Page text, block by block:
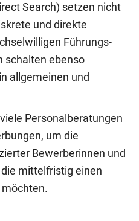
Search) setzen nicht
und direkte
Führungs-
schalten ebenso
allgemeinen und
Personalberatungen
um die
Bewerberinnen und
mittelfristig einen